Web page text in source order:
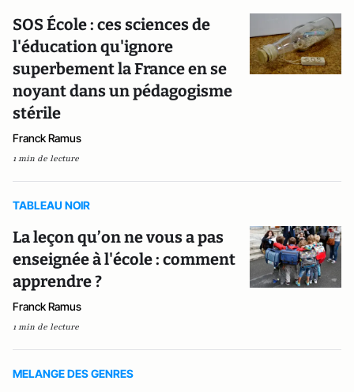
SOS École : ces sciences de
l'éducation qu'ignore
superbement la France en se
noyant dans un pédagogisme
stérile
Franck Ramus
1 min de lecture
TABLEAU NOIR
La leçon qu’on ne vous a pas
enseignée à l'école : comment
apprendre ?
Franck Ramus
1 min de lecture
MELANGE DES GENRES